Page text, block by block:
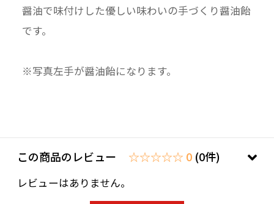
醤油で味付けした優しい味わいの手づくり醤油飴
です。
※写真左手が醤油飴になります。
この商品のレビュー ☆☆☆☆☆ 0 (0件)
レビューはありません。